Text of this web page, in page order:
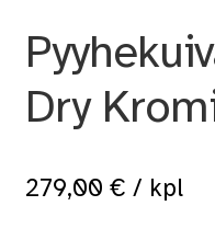
Dry
279,00 € / kpl